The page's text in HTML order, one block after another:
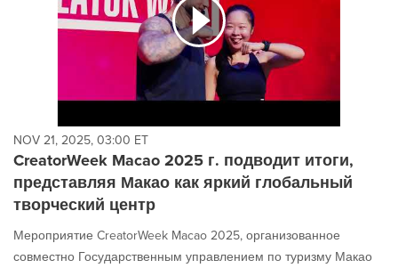
NOV 21, 2025, 03:00 ET
CreatorWeek Macao 2025 г. подводит итоги,
представляя Макао как яркий глобальный
творческий центр
Мероприятие CreatorWeek Macao 2025, организованное
совместно Государственным управлением по туризму Макао